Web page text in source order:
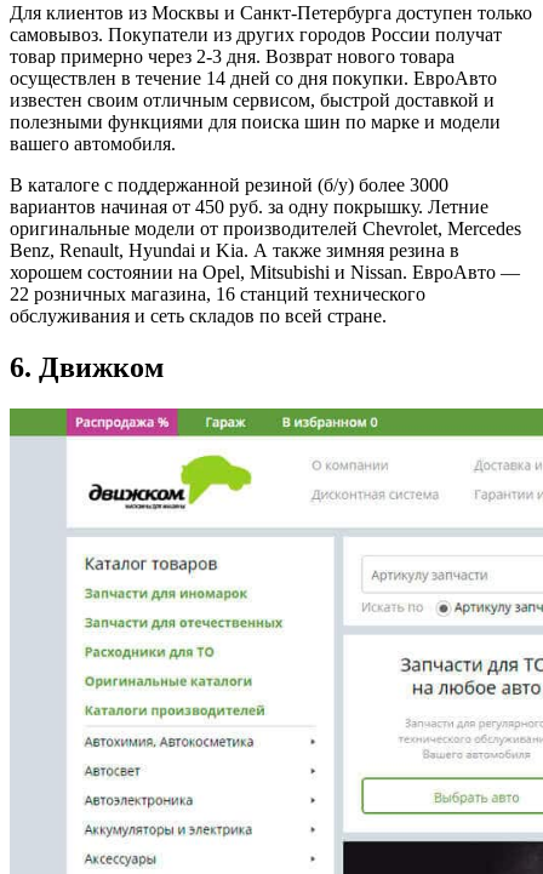
Для клиентов из Москвы и Санкт-Петербурга доступен только
самовывоз. Покупатели из других городов России получат
товар примерно через 2-3 дня. Возврат нового товара
осуществлен в течение 14 дней со дня покупки. ЕвроАвто
известен своим отличным сервисом, быстрой доставкой и
полезными функциями для поиска шин по марке и модели
вашего автомобиля.
В каталоге с поддержанной резиной (б/у) более 3000
вариантов начиная от 450 руб. за одну покрышку. Летние
оригинальные модели от производителей Chevrolet, Mercedes
Benz, Renault, Hyundai и Kia. А также зимняя резина в
хорошем состоянии на Opel, Mitsubishi и Nissan. ЕвроАвто —
22 розничных магазина, 16 станций технического
обслуживания и сеть складов по всей стране.
6. Движком